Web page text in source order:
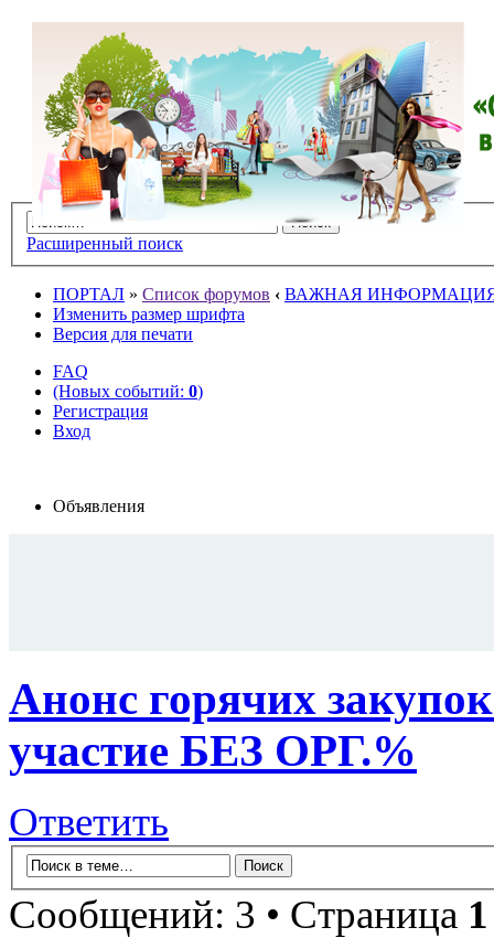
Расширенный поиск
ПОРТАЛ » Список форумов ‹ ВАЖНАЯ
Изменить размер шрифта
Версия для печати
FAQ
(Новых событий: 0)
Регистрация
Вход
Объявления
Анонс горячих
участие БЕЗ ОРГ.%
Ответить
Сообщений: 3 • Страница 1